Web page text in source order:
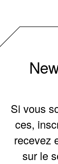
Si vous
ces,
recevez
sur le